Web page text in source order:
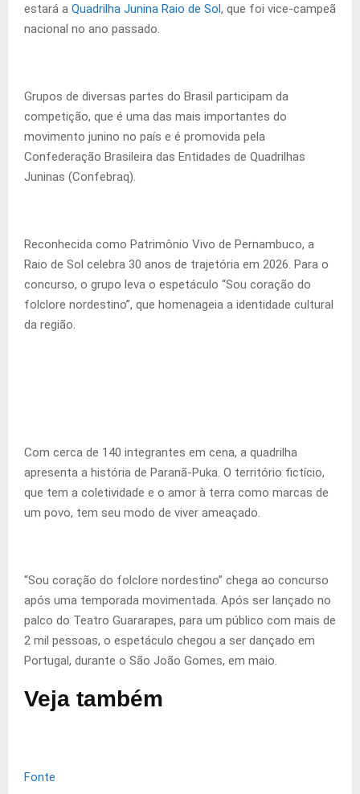
estará a Quadrilha Junina Raio de Sol, que foi vice-campeã
nacional no ano passado.
Grupos de diversas partes do Brasil participam da
competição, que é uma das mais importantes do
movimento junino no país e é promovida pela
Confederação Brasileira das Entidades de Quadrilhas
Juninas (Confebraq).
Reconhecida como Patrimônio Vivo de Pernambuco, a
Raio de Sol celebra 30 anos de trajetória em 2026. Para o
concurso, o grupo leva o espetáculo “Sou coração do
folclore nordestino”, que homenageia a identidade cultural
da região.
Com cerca de 140 integrantes em cena, a quadrilha
apresenta a história de Paranã-Puka. O território fictício,
que tem a coletividade e o amor à terra como marcas de
um povo, tem seu modo de viver ameaçado.
“Sou coração do folclore nordestino” chega ao concurso
após uma temporada movimentada. Após ser lançado no
palco do Teatro Guararapes, para um público com mais de
2 mil pessoas, o espetáculo chegou a ser dançado em
Portugal, durante o São João Gomes, em maio.
Veja também
Fonte